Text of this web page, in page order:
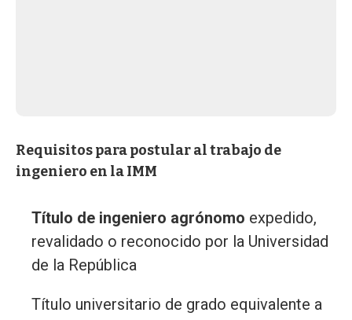
Requisitos para postular al trabajo de
ingeniero en la IMM
Título de ingeniero agrónomo expedido,
revalidado o reconocido por la Universidad
de la República
Título universitario de grado equivalente a